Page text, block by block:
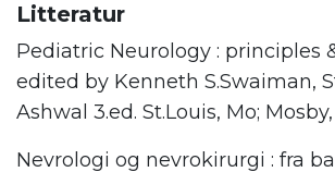
Litteratur
Pediatric Neurology : principles
edited by Kenneth S.Swaiman,
Ashwal 3.ed. St.Louis, Mo; Mosby,
Nevrologi og nevrokirurgi : fra